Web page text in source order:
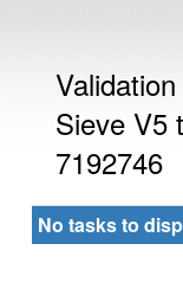
Sieve V5
7192746
No tasks to